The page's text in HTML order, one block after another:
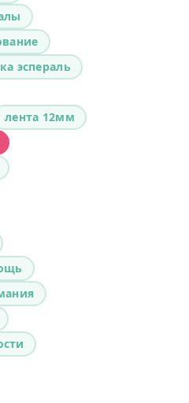
эспераль
лента 12мм